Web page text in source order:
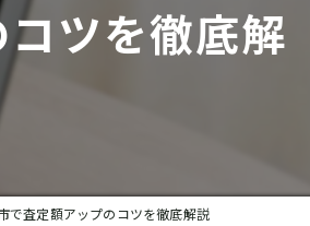
ツを徹底解
で査定額アップのコツを徹底解説